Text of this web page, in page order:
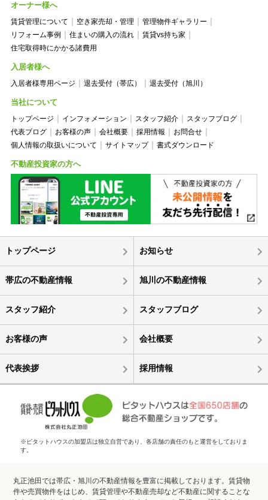
オーナー様へ
賃貸管理について 空き家売却・管理
管理物件ギャラリー
リフォーム事例
住まいの購入の流れ
賃貸vs持ち家
住宅取得時にかかる諸費用
入居者様へ
入居者様専用ページ 退去受付（帯広） 退去受付（旭川）
当社について
トップページ インフォメーション スタッフ紹介
スタッフブログ
代表ブログ
お客様の声 会社概要 採用情報
お問合せ
個人情報の取扱いについて
サイトマップ 書式ダウンロード
不動産投資家の方へ
トップページ お知らせ
帯広の不動産情報 旭川の不動産情報
スタッフ紹介 スタッフブログ
お客様の声 会社概要
代表挨拶 採用情報
※ピタットハウスの加盟店は独立自営であり、各店舗の責任のもと運営をしておりま
す。
丸正池田では帯広・旭川の不動産情報を豊富に掲載しております。賃貸物
件や売買物件をはじめ、賃貸管理や不動産売却など不動産に関することな